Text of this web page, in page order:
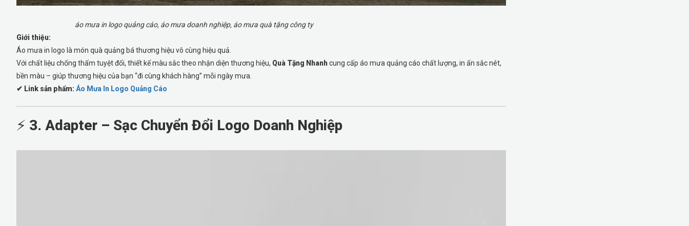
áo mưa in logo quảng cáo, áo mưa doanh nghiệp, áo mưa quà tặng công ty
Giới thiệu:
Áo mưa in logo là món quà quảng bá thương hiệu vô cùng hiệu quả.
Với chất liệu chống thấm tuyệt đối, thiết kế màu sắc theo nhận diện thương hiệu, Quà Tặng Nhanhcung cấp áo mưa quảng cáo chất lượng, in ấn sắc nét,
bền màu – giúp thương hiệu của bạn “đi cùng khách hàng” mỗi ngày mưa.
✔ Link sản phẩm: Áo Mưa In Logo Quảng Cáo
⚡ 3. Adapter – Sạc Chuyển Đổi Logo Doanh Nghiệp